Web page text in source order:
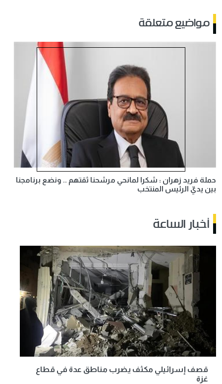
مواضيع متعلقة
حملة فريد زهران : شكرا لمانحي مرشحنا ثقتهم .. ونضع برنامجنا
بين يديّ الرئيس المنتخب
أخبار الساعة
قصف إسرائيلي مكثف يضرب مناطق عدة في قطاع
غزة